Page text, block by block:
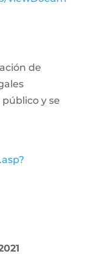
de
y se